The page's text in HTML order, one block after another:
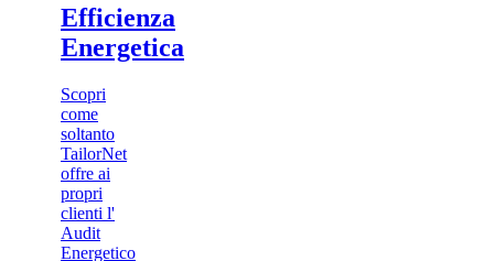
Efficienza
Energetica
Scopri
come
soltanto
TailorNet
offre ai
propri
clienti l'
Audit
Energetico